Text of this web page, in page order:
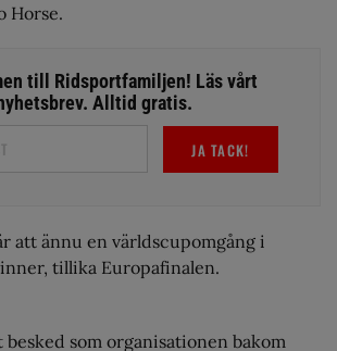
Horse.
till Ridsportfamiljen! Läs vårt
Alltid gratis.
JA TACK!
att ännu en världscupomgång i
tillika Europafinalen.
som organisationen bakom